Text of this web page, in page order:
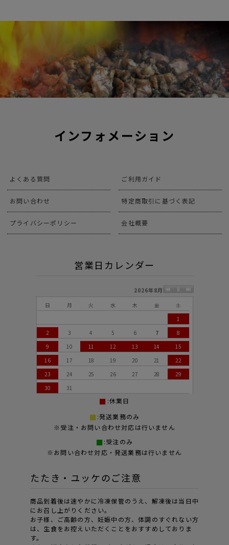
インフォメーション
よくある質問 ご利用ガイド
お問い合わせ 特定商取引に基づく表記
プライバシーポリシー 会社概要
営業日カレンダー
2026年8月
日
月 火 水 木 金
土
1
2
3 4 5 6 7
8
9
10 11 12 13 14
15
16
17 18 19 20 21
22
23
24 25 26 27 28
29
30
31
:休業日
:発送業務のみ
※受注・お問い合わせ対応は行いません
:受注のみ
※お問い合わせ対応・発送業務は行いません
たたき・ユッケのご注意
商品到着後は速やかに冷凍保管のうえ、解凍後は当日中
にお召し上がりください。
お子様、ご高齢の方、妊娠中の方、体調のすぐれない方
は、生食をお控えいただくことをおすすめしておりま
す。